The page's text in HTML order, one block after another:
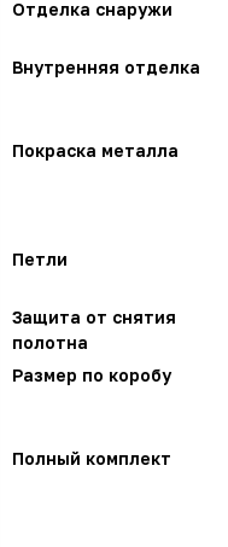
Отделка снаружи
Внутренняя отделка
Покраска металла
Петли
Защита от снятия
полотна
Размер по коробу
Полный комплект